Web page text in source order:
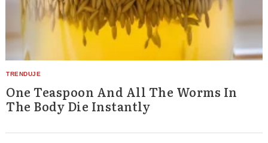
One Teaspoon And All The Worms In
The Body Die Instantly